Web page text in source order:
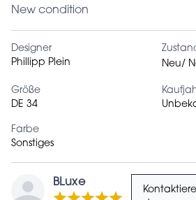
New condition
Designer
Phillipp Plein
Neu/
Größe
DE 34
Farbe
Sonstiges
BLuxe
Kontaktiere